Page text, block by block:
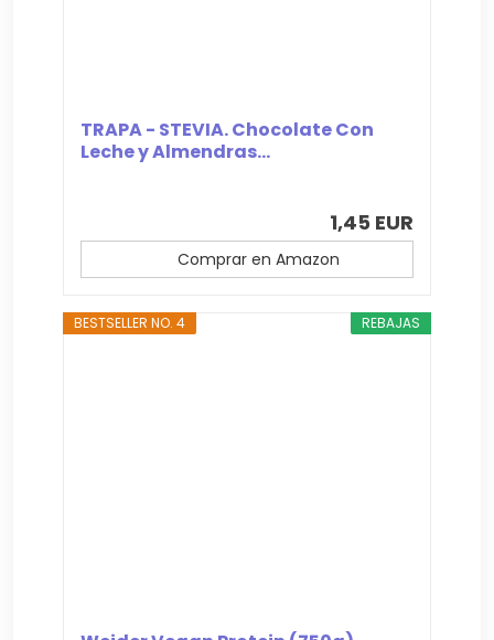
TRAPA - STEVIA. Chocolate Con
Leche y Almendras...
1,45 EUR
Comprar en Amazon
REBAJAS
BESTSELLER NO. 4